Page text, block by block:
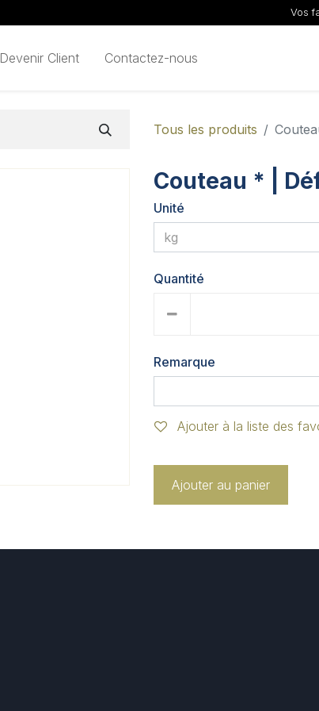
Vos
Devenir Client Contactez-nous
Tous les produits
Couteau * |
Unité
Quantité
Remarque
Ajouter à la liste des
Ajouter au panier